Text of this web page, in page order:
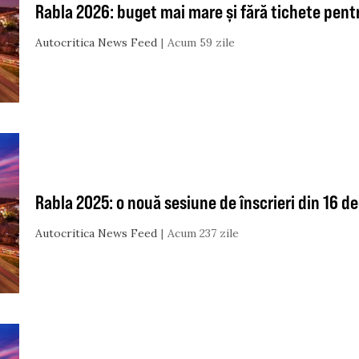
Rabla 2026: buget mai mare și fără tichete
Autocritica News Feed Acum 59 zile
Rabla 2025: o nouă sesiune de înscrieri din 16
Autocritica News Feed Acum 237 zile